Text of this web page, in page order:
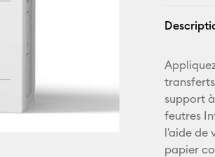
support
feutres
l'aide de
papier